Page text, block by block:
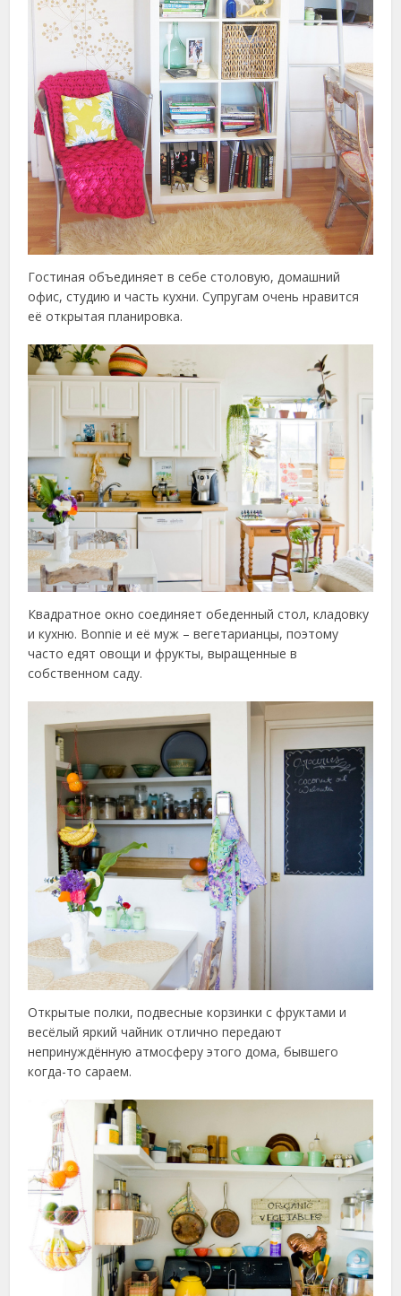
Гостиная объединяет в себе столовую, домашний
офис, студию и часть кухни. Супругам очень нравится
её открытая планировка.
Квадратное окно соединяет обеденный стол, кладовку
и кухню. Bonnie и её муж – вегетарианцы, поэтому
часто едят овощи и фрукты, выращенные в
собственном саду.
Открытые полки, подвесные корзинки с фруктами и
весёлый яркий чайник отлично передают
непринуждённую атмосферу этого дома, бывшего
когда-то сараем.